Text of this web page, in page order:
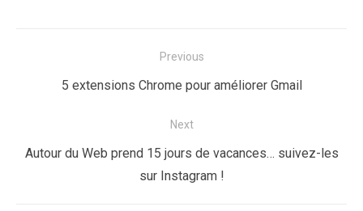
Previous
Previous
5 extensions Chrome pour améliorer Gmail
Next
Next
Autour du Web prend 15 jours de vacances… suivez-les
sur Instagram !